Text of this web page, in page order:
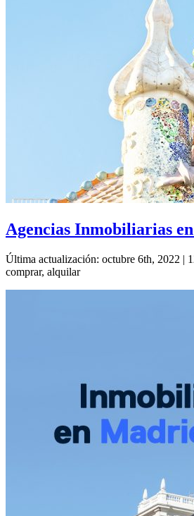
Agencias Inmobiliarias
Última actualización: octubre 6th, 2022 |
comprar, alquilar